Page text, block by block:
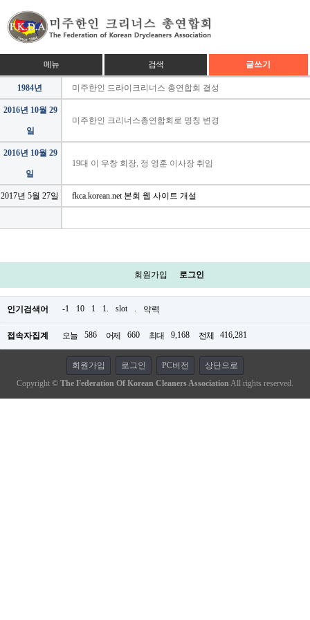
메뉴 검색 글쓰기
1984년 미주한인 드라이크리너스 총연합회 결성
2016년 10월 29
일
미주한인 크리너스총연합회로 명칭 변경
2016년 10월 29
일
19대 이 우창 회장, 정 영훈 이사장 취임
2017년 5월 27일 fkca.korean.net 본회 웹 사이트 개설
회원가입 로그인
인기검색어 -1 10 1 1. slot . 약력
접속자집계 오늘 586 어제 660 최대 9,168 전체 416,281
회원가입 로그인 PC버전
상단으로
Copyright © The Federation Of Korean Cleaners Association All rights reserved.